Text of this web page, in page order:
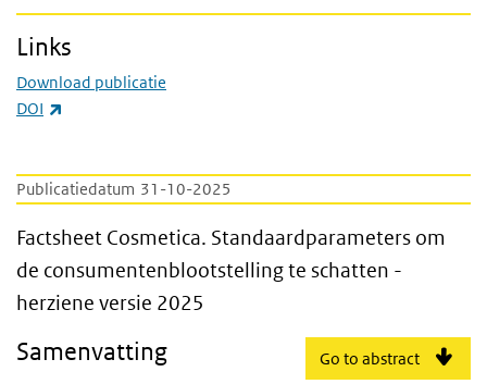
Publicatiedatum 31-10-2025
Factsheet Cosmetica.
Factsheet Cosmetica. Standaardparameters om
de consumentenblootstelling te schatten -
herziene versie 2025
Go to abstract
Samenvatting
Links
Download publicatie
DOI